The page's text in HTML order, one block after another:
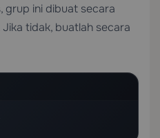
grup ini dibuat secara
tidak, buatlah secara